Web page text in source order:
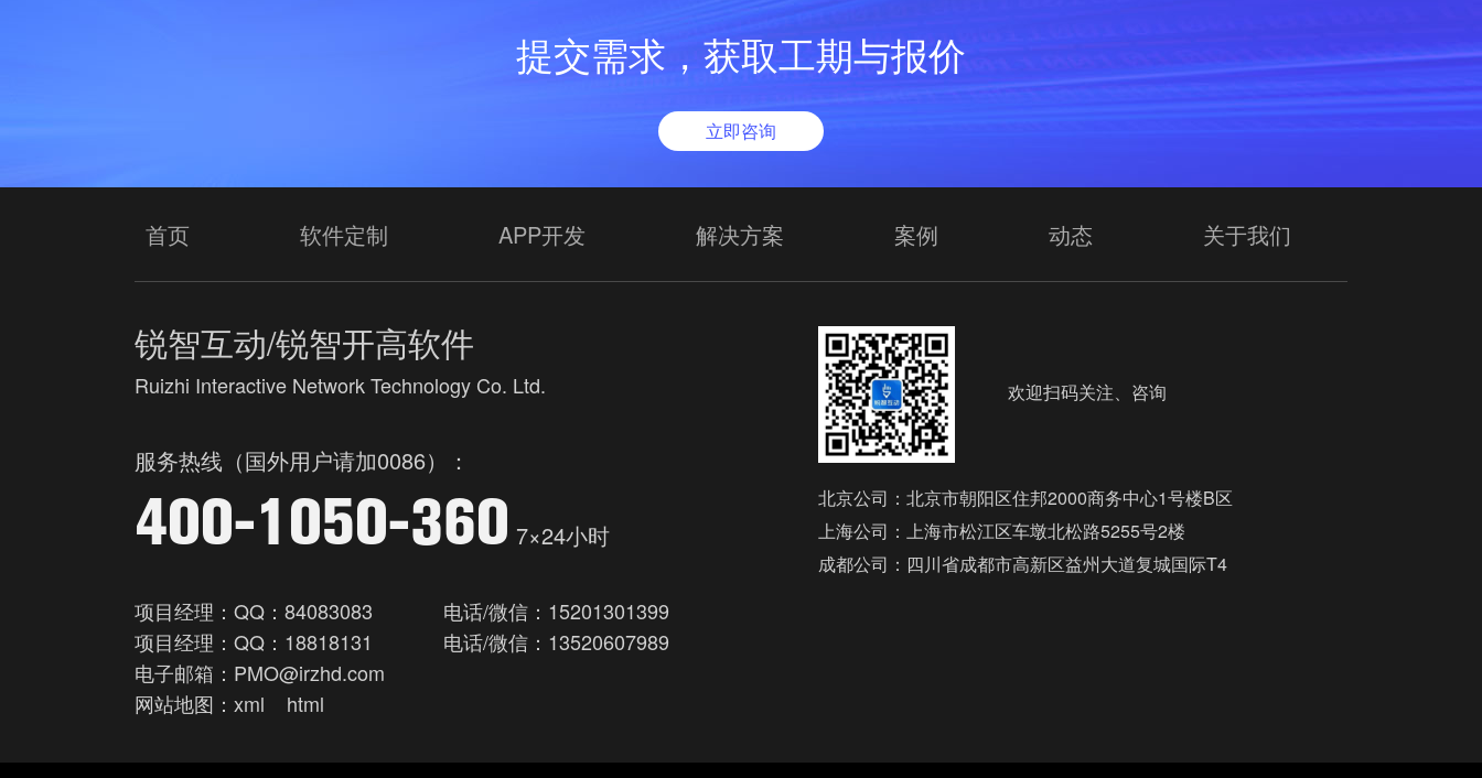
提交需求，获取工期与报价
立即咨询
首页 软件定制 APP开发 解决方案 案例 动态 关于我们
锐智互动/锐智开高软件
Ruizhi Interactive Network Technology Co. Ltd.
服务热线（国外用户请加0086）：
400-1050-360 7×24小时
项目经理：QQ：84083083
电话/微信：15201301399
项目经理：QQ：18818131
电话/微信：13520607989
电子邮箱：PMO@irzhd.com
网站地图： xml html
欢迎扫码关注、咨询
北京公司：北京市朝阳区住邦2000商务中心1号楼B区
上海公司：上海市松江区车墩北松路5255号2楼
成都公司：四川省成都市高新区益州大道复城国际T4